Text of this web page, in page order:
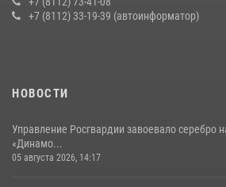
30 июля 2026, 05:10 3
22 июля 2026, 10:19
+7 (8112) 33-19-39 (автоинформатор)
НОВОСТИ
Управление Росгвардии завоевало серебро
«Динамо...
05 августа 2026, 14:17